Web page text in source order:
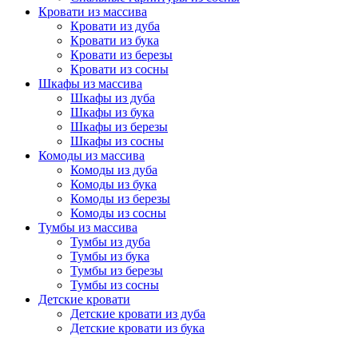
Кровати из массива
Кровати из дуба
Кровати из бука
Кровати из березы
Кровати из сосны
Шкафы из массива
Шкафы из дуба
Шкафы из бука
Шкафы из березы
Шкафы из сосны
Комоды из массива
Комоды из дуба
Комоды из бука
Комоды из березы
Комоды из сосны
Тумбы из массива
Тумбы из дуба
Тумбы из бука
Тумбы из березы
Тумбы из сосны
Детские кровати
Детские кровати из дуба
Детские кровати из бука